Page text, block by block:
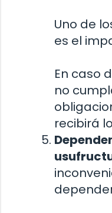
Uno de
es el
En caso
no
recibirá